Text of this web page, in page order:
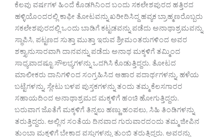
ಕೆಲವು ವರ್ಷಗಳ ಹಿಂದೆ ಕೊಡಗಿನಿಂದ ಬಂದು ಸಕಲೇಶಪುರದ ಹತ್ತಿರದ
ಹಳ್ಳಿಯೊಂದರಲ್ಲಿ ಕಾಫೀ ತೋಟವನ್ನು ಖರೀದಿಸಿದ್ದ ಹವ್ಯಕ ಬ್ರಾಹ್ಮಣರೊಬ್ಬರು
ಸಕಲೇಶಪುರದಲ್ಲಿ ಒಂದು ಬಾಡಿಗೆ ಕಟ್ಟಡವನ್ನು ಪಡೆದು ಅನಾಥಾಶ್ರಮವನ್ನು
ಸ್ಥಾಪಿಸಿ, ಪಟ್ಟಣದ ಸುತ್ತಾ ಮುತ್ತಾ ಇರುವ ಶ್ರೀಮಂತರುಗಳಿಂದ ಅವರ
ಶಕ್ತ್ಯಾನುಸಾರವಾಗಿ ದಾನವನ್ನು ಪಡೆದು ಅನಾಥ ಮಕ್ಕಳಿಗೆ ತಮ್ಮಿಂದ
ಸಾಧ್ಯವಾದಷ್ಟೂ ಸೌಲಭ್ಯಗಳನ್ನು ಒದಗಿಸಿ ಕೊಡುತ್ತಿದ್ದರು. ತೋಟದ
ಮಾಲೀಕರು ದಾನಿಗಳಿಂದ ಸಂಗ್ರಹಿಸಿದ ಆಹಾರ ಪದಾರ್ಥಗಳನ್ನು, ಹಳೆಯ
ಬಟ್ಟೆಗಳನ್ನು, ಸ್ಲೇಟು ಬಳಪ ಪುಸ್ತಕಗಳನ್ನು ತಂದು ತಮ್ಮ ಕೆಲಸಗಾರರ
ಸಹಾಯದಿಂದ ಅನಾಥಾಶ್ರಮದ ಮಕ್ಕಳಿಗೆ ಹಂಚಿ ಹೋಗುತ್ತಿದ್ದರು.
ಬರುವಾಗ ಜೊತೆಗೆ ಮಕ್ಕಳಿಗೆ ತಿನ್ನಲು ಹಣ್ಣು ಹಂಪಲು, ಸಿಹಿ ತಿಂಡಿಗಳನ್ನು
ತರುತ್ತಿದ್ದರು. ಅಲ್ಲಿನ ಸಂತೆಯ ದಿನವಾದ ಗುರುವಾರದಂದು ತಮ್ಮ ಜೀಪಿನ
ತುಂಬಾ ಮಕ್ಕಳಿಗೆ ಬೇಕಾದ ವಸ್ತುಗಳನ್ನು ತುಂಬಿ ತರುತ್ತಿದ್ದರು. ಅವರನ್ನು